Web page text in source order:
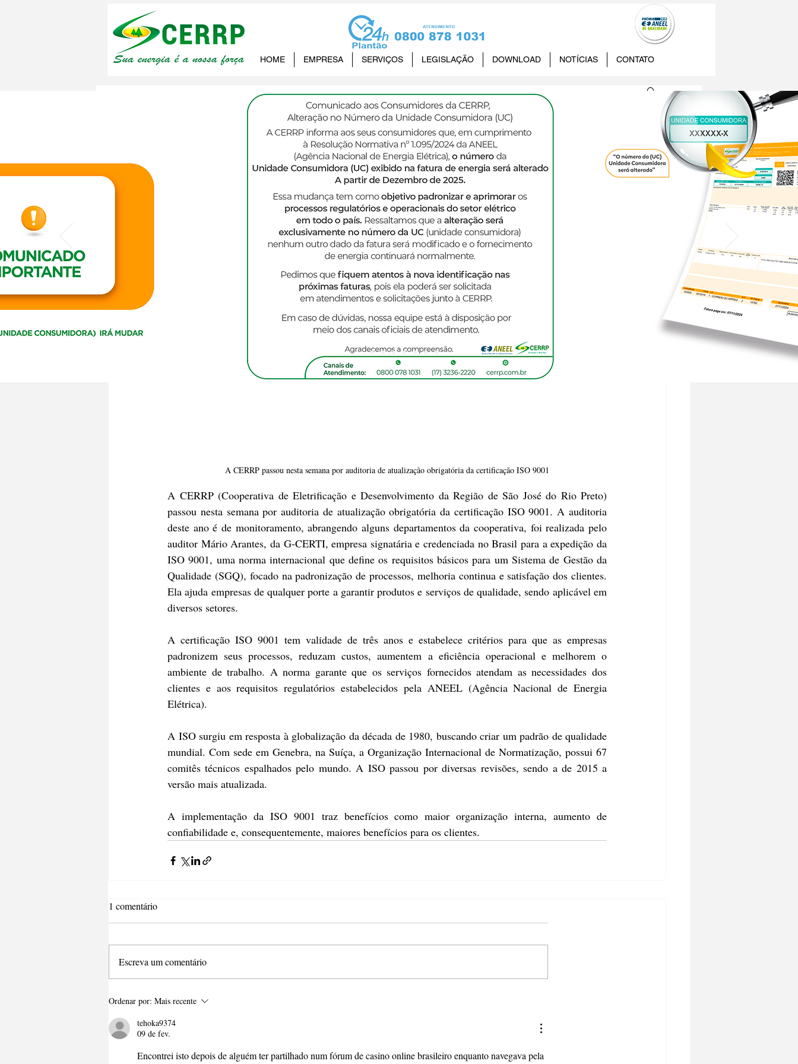
HOME EMPRESA SERVIÇOS LEGISLAÇÃO DOWNLOAD NOTÍCIAS CONTATO
CERRP atualiza certificação da ISO 9001
A CERRP passou nesta semana por auditoria de atualização obrigatória da certificação ISO 9001
A CERRP (Cooperativa de Eletrificação e Desenvolvimento da Região de São José do Rio Preto)
passou nesta semana por auditoria de atualização obrigatória da certificação ISO 9001. A auditoria
deste ano é de monitoramento, abrangendo alguns departamentos da cooperativa, foi realizada pelo
auditor Mário Arantes, da G-CERTI, empresa signatária e credenciada no Brasil para a expedição da
ISO 9001, uma norma internacional que define os requisitos básicos para um Sistema de Gestão da
Qualidade (SGQ), focado na padronização de processos, melhoria continua e satisfação dos clientes.
Ela ajuda empresas de qualquer porte a garantir produtos e serviços de qualidade, sendo aplicável em
diversos setores.
A certificação ISO 9001 tem validade de três anos e estabelece critérios para que as empresas
padronizem seus processos, reduzam custos, aumentem a eficiência operacional e melhorem o
ambiente de trabalho. A norma garante que os serviços fornecidos atendam as necessidades dos
clientes e aos requisitos regulatórios estabelecidos pela ANEEL (Agência Nacional de Energia
Elétrica).
A ISO surgiu em resposta à globalização da década de 1980, buscando criar um padrão de qualidade
mundial. Com sede em Genebra, na Suíça, a Organização Internacional de Normatização, possui 67
comitês técnicos espalhados pelo mundo. A ISO passou por diversas revisões, sendo a de 2015 a
versão mais atualizada.
A implementação da ISO 9001 traz benefícios como maior organização interna, aumento de
confiabilidade e, consequentemente, maiores benefícios para os clientes.
1 comentário
Escreva um comentário
Ordenar por: Mais recente
tehoka9374
09 de fev.
Encontrei isto depois de alguém ter partilhado num fórum de casino online brasileiro enquanto navegava pela